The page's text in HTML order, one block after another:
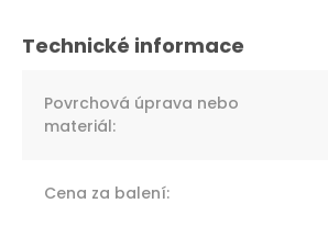
Povrchová úprava nebo
materiál:
Cena za balení: